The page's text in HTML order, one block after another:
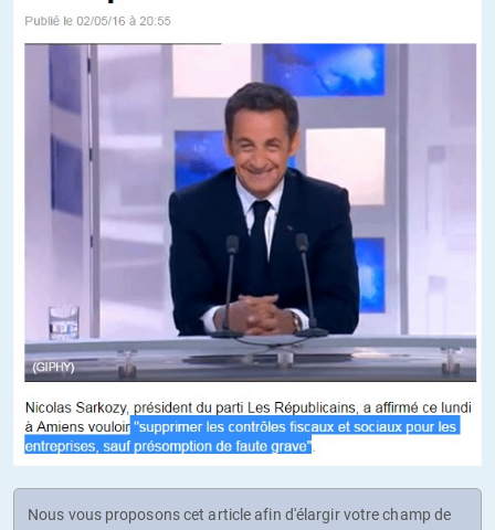
Nous vous proposons cet article afin d'élargir votre champ de